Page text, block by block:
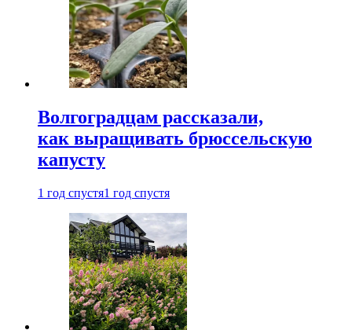
Волгоградцам рассказали,
как выращивать брюссельскую
капусту
1 год спустя1 год спустя